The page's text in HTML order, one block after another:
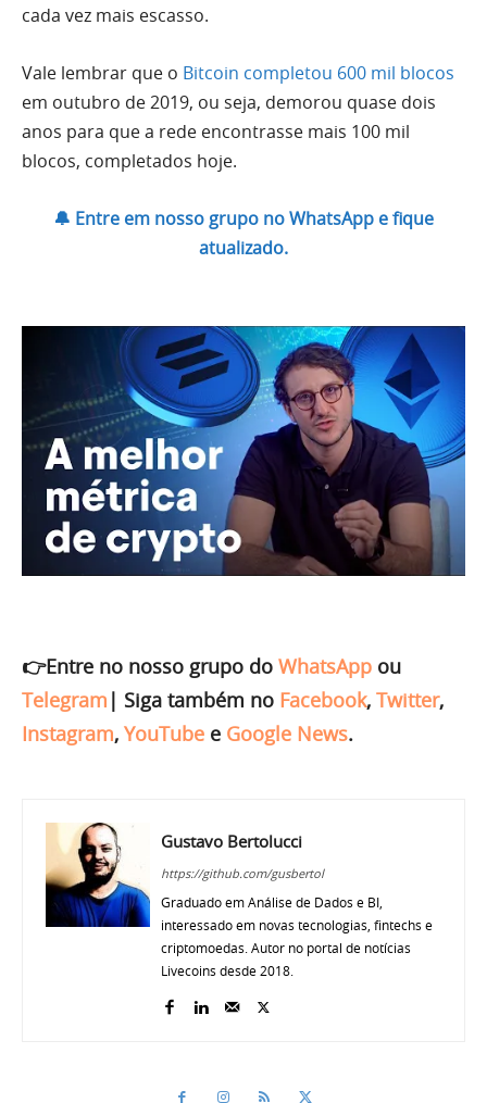
cada vez mais escasso.
Vale lembrar que o Bitcoin completou 600 mil blocos
em outubro de 2019, ou seja, demorou quase dois
anos para que a rede encontrasse mais 100 mil
blocos, completados hoje.
🔔 Entre em nosso grupo no WhatsApp e fique
atualizado.
👉Entre no nosso grupo do WhatsApp ou
Telegram | Siga também no Facebook, Twitter,
Instagram, YouTube e Google News.
Gustavo Bertolucci
https://github.com/gusbertol
Graduado em Análise de Dados e BI,
interessado em novas tecnologias, fintechs e
criptomoedas. Autor no portal de notícias
Livecoins desde 2018.